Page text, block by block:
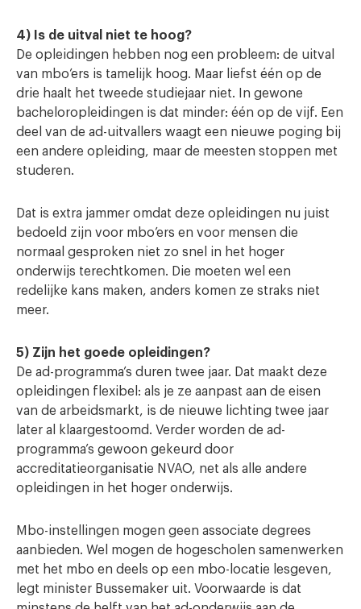
4) Is de uitval niet te hoog?
De opleidingen hebben nog een probleem: de uitval
van mbo’ers is tamelijk hoog. Maar liefst één op de
drie haalt het tweede studiejaar niet. In gewone
bacheloropleidingen is dat minder: één op de vijf. Een
deel van de ad-uitvallers waagt een nieuwe poging bij
een andere opleiding, maar de meesten stoppen met
studeren.
Dat is extra jammer omdat deze opleidingen nu juist
bedoeld zijn voor mbo’ers en voor mensen die
normaal gesproken niet zo snel in het hoger
onderwijs terechtkomen. Die moeten wel een
redelijke kans maken, anders komen ze straks niet
meer.
5) Zijn het goede opleidingen?
De ad-programma’s duren twee jaar. Dat maakt deze
opleidingen flexibel: als je ze aanpast aan de eisen
van de arbeidsmarkt, is de nieuwe lichting twee jaar
later al klaargestoomd. Verder worden de ad-
programma’s gewoon gekeurd door
accreditatieorganisatie NVAO, net als alle andere
opleidingen in het hoger onderwijs.
Mbo-instellingen mogen geen associate degrees
aanbieden. Wel mogen de hogescholen samenwerken
met het mbo en deels op een mbo-locatie lesgeven,
legt minister Bussemaker uit. Voorwaarde is dat